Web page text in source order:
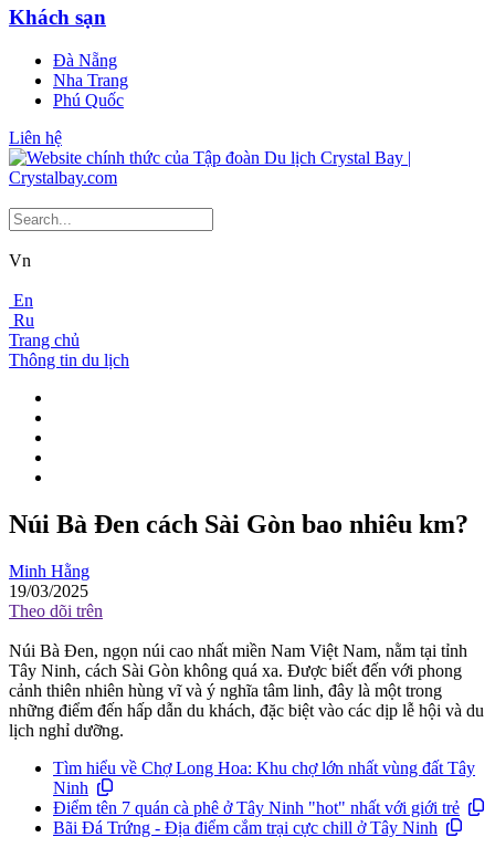
Khách sạn
Đà Nẵng
Nha Trang
Phú Quốc
Liên hệ
Vn
En
Ru
Trang chủ
Thông tin du lịch
Núi Bà Đen cách Sài Gòn bao nhiêu km?
Minh Hằng
19/03/2025
Theo dõi trên
Núi Bà Đen, ngọn núi cao nhất miền Nam Việt Nam, nằm tại tỉnh
Tây Ninh, cách Sài Gòn không quá xa. Được biết đến với phong
cảnh thiên nhiên hùng vĩ và ý nghĩa tâm linh, đây là một trong
những điểm đến hấp dẫn du khách, đặc biệt vào các dịp lễ hội và du
lịch nghỉ dưỡng.
Tìm hiểu về Chợ Long Hoa: Khu chợ lớn nhất vùng đất Tây
Ninh
Điểm tên 7 quán cà phê ở Tây Ninh "hot" nhất với giới trẻ
Bãi Đá Trứng - Địa điểm cắm trại cực chill ở Tây Ninh